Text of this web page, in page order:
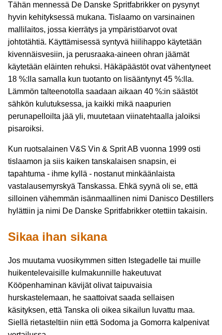
Tähän mennessä De Danske Spritfabrikker on pysynyt
hyvin kehityksessä mukana. Tislaamo on varsinainen
mallilaitos, jossa kierrätys ja ympäristöarvot ovat
johtotähtiä. Käyttämisessä syntyvä hiilihappo käytetään
kivennäisvesiin, ja perusraaka-aineen ohran jäämät
käytetään eläinten rehuksi. Häkäpäästöt ovat vähentyneet
18 %:lla samalla kun tuotanto on lisääntynyt 45 %:lla.
Lämmön talteenotolla saadaan aikaan 40 %:in säästöt
sähkön kulutuksessa, ja kaikki mikä naapurien
perunapelloilta jää yli, muutetaan viinatehtaalla jaloiksi
pisaroiksi.
Kun ruotsalainen V&S Vin & Sprit AB vuonna 1999 osti
tislaamon ja siis kaiken tanskalaisen snapsin, ei
tapahtuma - ihme kyllä - nostanut minkäänlaista
vastalausemyrskyä Tanskassa. Ehkä syynä oli se, että
silloinen vähemmän isänmaallinen nimi Danisco Destillers
hylättiin ja nimi De Danske Spritfabrikker otettiin takaisin.
Sikaa ihan sikana
Jos muutama vuosikymmen sitten Istegadelle tai muille
huikentelevaisille kulmakunnille hakeutuvat
Kööpenhaminan kävijät olivat taipuvaisia
hurskastelemaan, he saattoivat saada sellaisen
käsityksen, että Tanska oli oikea sikailun luvattu maa.
Siellä rietasteltiin niin että Sodoma ja Gomorra kalpenivat